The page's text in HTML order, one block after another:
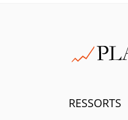
RESSORTS